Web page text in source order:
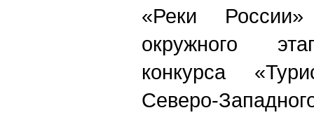
«Реки
окружного
конкурса
Северо-